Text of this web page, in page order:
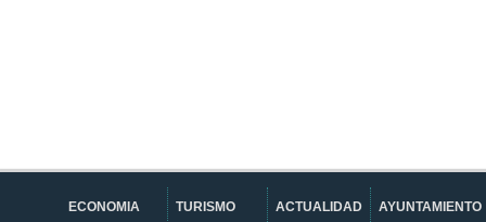
AYUNTAMIENTO
ACTUALIDAD
TURISMO
ECONOMIA